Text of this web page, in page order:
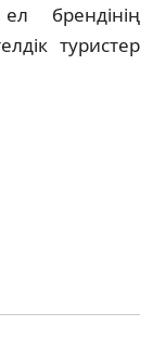
брендінің
туристер